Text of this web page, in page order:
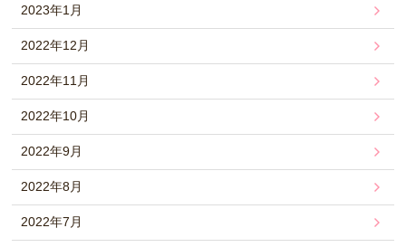
2023年1月
2022年12月
2022年11月
2022年10月
2022年9月
2022年8月
2022年7月